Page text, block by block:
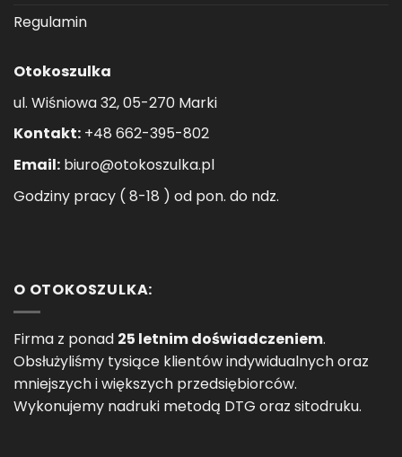
Regulamin
Otokoszulka
ul. Wiśniowa 32, 05-270 Marki
Kontakt: +48 662-395-802
Email: biuro@otokoszulka.pl
Godziny pracy ( 8-18 ) od pon. do ndz.
O OTOKOSZULKA:
Firma z ponad 25 letnim doświadczeniem.
Obsłużyliśmy tysiące klientów indywidualnych oraz
mniejszych i większych przedsiębiorców.
Wykonujemy nadruki metodą DTG oraz sitodruku.